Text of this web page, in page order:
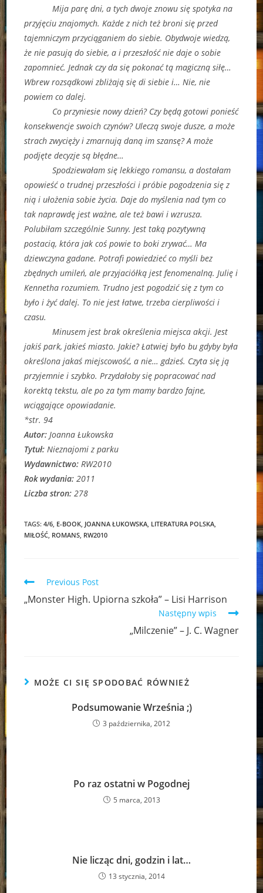
Mija parę dni, a tych dwoje znowu się spotyka na
przyjęciu znajomych. Każde z nich też broni się przed
tajemniczym przyciąganiem do siebie. Obydwoje wiedzą,
że nie pasują do siebie, a i przeszłość nie daje o sobie
zapomnieć. Jednak czy da się pokonać tą magiczną siłę…
Wbrew rozsądkowi zbliżają się di siebie i… Nie, nie
powiem co dalej.
Co przyniesie nowy dzień? Czy będą gotowi ponieść
konsekwencje swoich czynów? Uleczą swoje dusze, a może
strach zwycięży i zmarnują daną im szansę? A może
podjęte decyzje są błędne…
Spodziewałam się lekkiego romansu, a dostałam
opowieść o trudnej przeszłości i próbie pogodzenia się z
nią i ułożenia sobie życia. Daje do myślenia nad tym co
tak naprawdę jest ważne, ale też bawi i wzrusza.
Polubiłam szczególnie Sunny. Jest taką pozytywną
postacią, która jak coś powie to boki zrywać… Ma
dziewczyna gadane. Potrafi powiedzieć co myśli bez
zbędnych umileń, ale przyjaciółką jest fenomenalną. Julię i
Kennetha rozumiem. Trudno jest pogodzić się z tym co
było i żyć dalej. To nie jest łatwe, trzeba cierpliwości i
czasu.
Minusem jest brak określenia miejsca akcji. Jest
jakiś park, jakieś miasto. Jakie? Łatwiej było bu gdyby była
określona jakaś miejscowość, a nie… gdzieś. Czyta się ją
przyjemnie i szybko. Przydałoby się popracować nad
korektą tekstu, ale po za tym mamy bardzo fajne,
wciągające opowiadanie.
*str. 94
Autor: Joanna Łukowska
Tytuł: Nieznajomi z parku
Wydawnictwo: RW2010
Rok wydania:2011
Liczba stron:278
TAGS:4/6 E-BOOK JOANNA ŁUKOWSKA LITERATURA POLSKA
MIŁOŚĆ ROMANS RW2010
Read
articles
Previous Post
„Monster High. Upiorna szkoła” – Lisi Harrison
Następny wpis
„Milczenie” – J. C. Wagner
MOŻE CI SIĘ SPODOBAĆ RÓWNIEŻ
Podsumowanie Września ;)
3 października, 2012
Po raz ostatni w Pogodnej
5 marca, 2013
Nie licząc dni, godzin i lat…
13 stycznia, 2014